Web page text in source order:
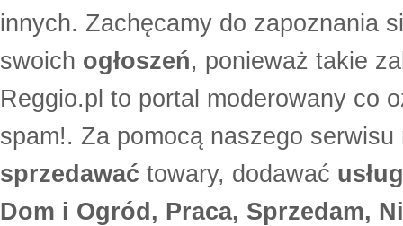
innych. Zachęcamy do zapoznania
swoich ogłoszeń, ponieważ takie
Reggio.pl to portal moderowany co
spam!. Za pomocą naszego
sprzedawać towary, dodawać
Dom i Ogród, Praca, Sprzedam,